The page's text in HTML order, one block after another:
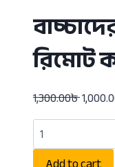
রিমোট
1,300.00৳